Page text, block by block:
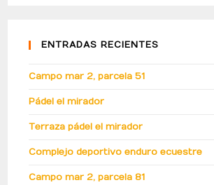
ENTRADAS RECIENTES
Campo mar 2, parcela 51
Pádel el mirador
Terraza pádel el mirador
Complejo deportivo enduro ecuestre
Campo mar 2, parcela 81